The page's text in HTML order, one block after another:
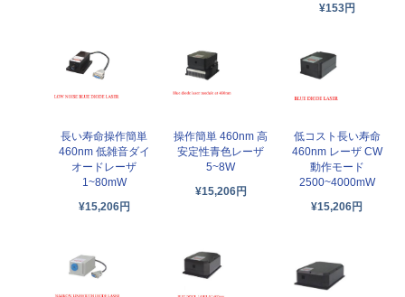
¥153円
長い寿命操作簡単
460nm 低雑音ダイ
オードレーザ
1~80mW
¥15,206円
操作簡単 460nm 高
安定性青色レーザ
5~8W
¥15,206円
低コスト長い寿命
460nm レーザ CW
動作モード
2500~4000mW
¥15,206円